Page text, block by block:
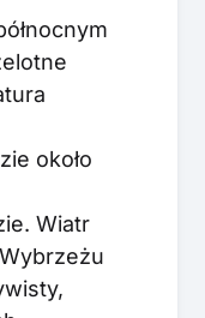
około
Wiatr